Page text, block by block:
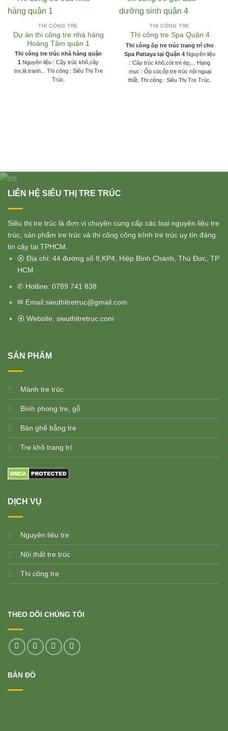
THI CÔNG TRE
Dự án thi công tre nhà hàng
Hoàng Tâm quận 1
Thi công tre trúc nhà hàng quận
1 Nguyên liệu : Cây trúc khô,cây
tre,lá tranh... Thi công : Siêu Thị Tre
Trúc.
THI CÔNG TRE
Thi công tre Spa Quận 4
Thi công ốp tre trúc trang trí cho
Spa Pattaya tại Quận 4 Nguyên liệu
: Cây trúc khô,cót tre ép,... Hạng
mục : Ốp cót,ốp tre trúc nội ngoại
thất. Thi công : Siêu Thị Tre Trúc.
LIÊN HỆ SIÊU THỊ TRE TRÚC
Siêu thị tre trúc là đơn vị chuyên cung cấp các loại nguyên liệu tre
trúc, sản phẩm tre trúc và thi công công trình tre trúc uy tín đáng
tin cậy tại TPHCM.
⦿ Địa chỉ: 44 đường số 8,KP4, Hiệp Bình Chánh, Thủ Đức, TP
HCM
✆ Hotline: 0789 741 838
✉ Email:sieuthitretruc@gmail.com
⦿ Website: sieuthitretruc.com
SẢN PHẨM
Mành tre trúc
Bình phong tre, gỗ
Bàn ghế bằng tre
Tre khô trang trí
DỊCH VỤ
Nguyên liệu tre
Nội thất tre trúc
Thi công tre
THEO DÕI CHÚNG TÔI
BẢN ĐỒ